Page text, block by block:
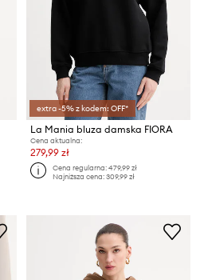
extra -5% z kodem: OFF*
La Mania bluza damska FIORA
Cena aktualna:
279,99 zł
Cena regularna:479,99 zł
Najniższa cena:309,99 zł